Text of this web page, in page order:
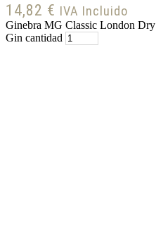
14,82 € IVA Incluido
Ginebra MG Classic London Dry
Gin cantidad